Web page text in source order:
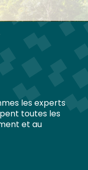
les experts
toutes les
et au